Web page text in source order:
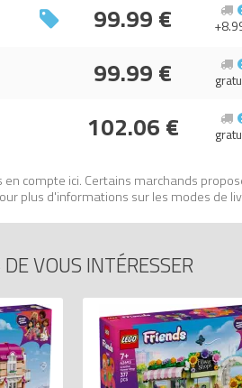
99.99 €
99.99 €
102.06 €
en compte ici. Certains marchands
plus d'informations sur les modes de
VOUS INTÉRESSER